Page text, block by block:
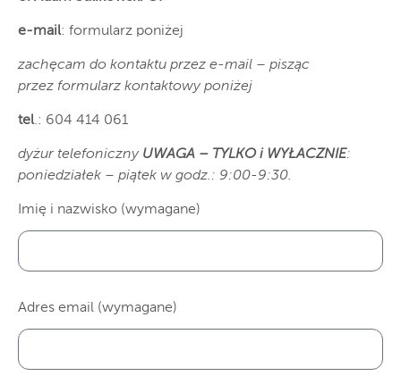
e-mail: formularz poniżej
zachęcam do kontaktu przez e-mail – pisząc
przez formularz kontaktowy poniżej
tel.: 604 414 061
dyżur telefoniczny UWAGA – TYLKO i WYŁACZNIE:
poniedziałek – piątek w godz.: 9:00-9:30.
Imię i nazwisko (wymagane)
Adres email (wymagane)